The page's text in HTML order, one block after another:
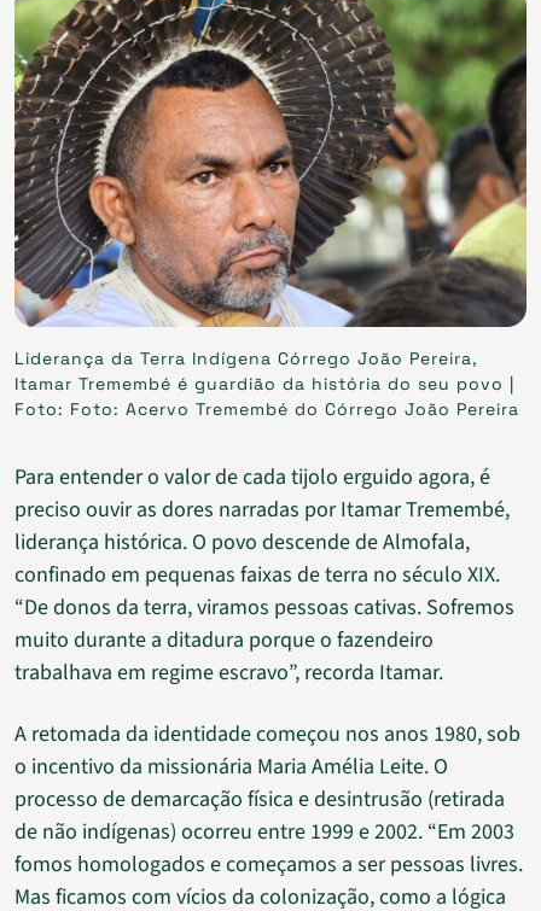
Liderança da Terra Indígena Córrego João Pereira,
Itamar Tremembé é guardião da história do seu povo |
Foto: Foto: Acervo Tremembé do Córrego João Pereira
Para entender o valor de cada tijolo erguido agora, é
preciso ouvir as dores narradas por Itamar Tremembé,
liderança histórica. O povo descende de Almofala,
confinado em pequenas faixas de terra no século XIX.
“De donos da terra, viramos pessoas cativas. Sofremos
muito durante a ditadura porque o fazendeiro
trabalhava em regime escravo”, recorda Itamar.
A retomada da identidade começou nos anos 1980, sob
o incentivo da missionária Maria Amélia Leite. O
processo de demarcação física e desintrusão (retirada
de não indígenas) ocorreu entre 1999 e 2002. “Em 2003
fomos homologados e começamos a ser pessoas livres.
Mas ficamos com vícios da colonização, como a lógica